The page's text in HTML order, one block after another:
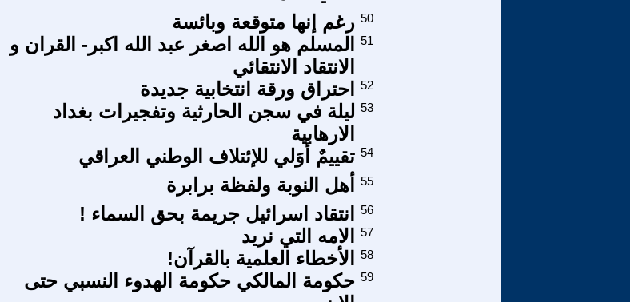
رغم إنها متوقعة وبائسة 50
المسلم هو الله اصغر عبد الله اكبر- القران و
الانتقاد الانتقائي
51
احتراق ورقة انتخابية جديدة
52
ليلة في سجن الحارثية وتفجيرات بغداد
الارهابية
53
تقييمٌ أوَلي للإئتلاف الوطني العراقي 54
أهل النوبة ولفظة برابرة 55
انتقاد اسرائيل جريمة بحق السماء !
56
الامه التي نريد
57
الأخطاء العلمية بالقرآن!
58
حكومة المالكي حكومة الهدوء النسبي حتى 59